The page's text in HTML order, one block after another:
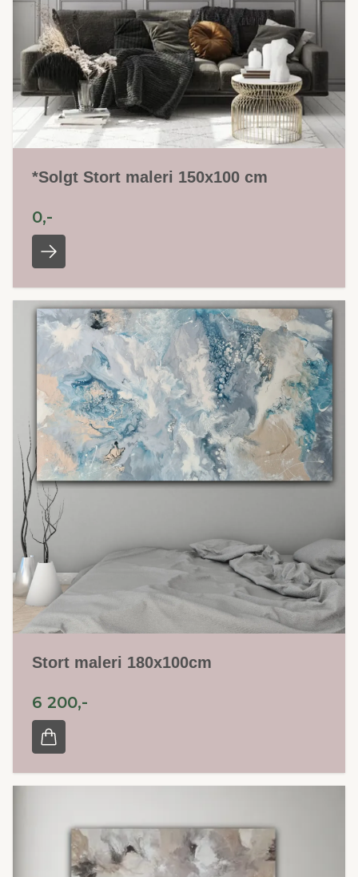
*Solgt Stort maleri 150x100 cm
0,-
Stort maleri 180x100cm
6 200,-